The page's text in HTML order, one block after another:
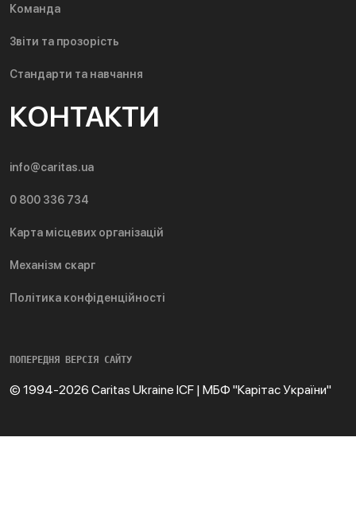
Команда
Звіти та прозорість
Стандарти та навчання
КОНТАКТИ
info@caritas.ua
0 800 336 734
Карта місцевих організацій
Механізм скарг
Політика конфіденційності
ПОПЕРЕДНЯ ВЕРСІЯ САЙТУ
© 1994-2026 Caritas Ukraine ICF | МБФ "Карітас України"